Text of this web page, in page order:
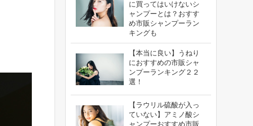
に買ってはいけないシ
ャンプーとは？おすす
め市販シャンプーラン
キングも
【本当に良い】うねり
におすすめの市販シャ
ンプーランキング２２
選！
【ラウリル硫酸が入っ
ていない】アミノ酸シ
ャンプーおすすめ市販